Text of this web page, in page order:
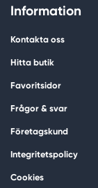
Information
Kontakta oss
Hitta butik
Favoritsidor
Frågor & svar
Företagskund
Integritetspolicy
Cookies